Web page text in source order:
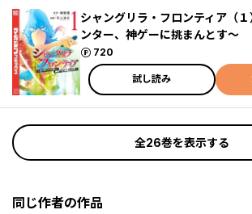
シャングリラ・フロンティア（
ンター、神ゲーに挑まんとす～
720
ポイント
試し読み
全26巻を表示する
同じ作者の作品